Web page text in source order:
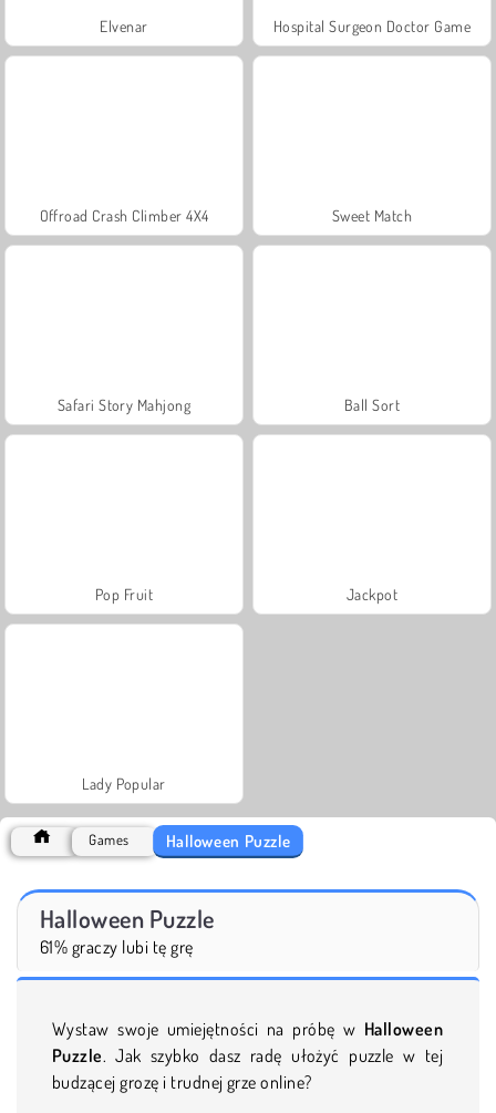
Elvenar Hospital Surgeon Doctor Game
Offroad Crash Climber 4X4 Sweet Match
Safari Story Mahjong Ball Sort
Pop Fruit Jackpot
Lady Popular
Games Halloween Puzzle
Halloween Puzzle
61% graczy lubi tę grę
Wystaw swoje umiejętności na próbę w Halloween
Puzzle. Jak szybko dasz radę ułożyć puzzle w tej
budzącej grozę i trudnej grze online?